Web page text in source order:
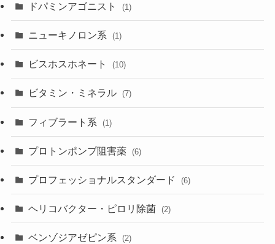
ドパミンアゴニスト (1)
ニューキノロン系 (1)
ビスホスホネート (10)
ビタミン・ミネラル (7)
フィブラート系 (1)
プロトンポンプ阻害薬 (6)
プロフェッショナルスタンダード (6)
ヘリコバクター・ピロリ除菌 (2)
ベンゾジアゼピン系 (2)